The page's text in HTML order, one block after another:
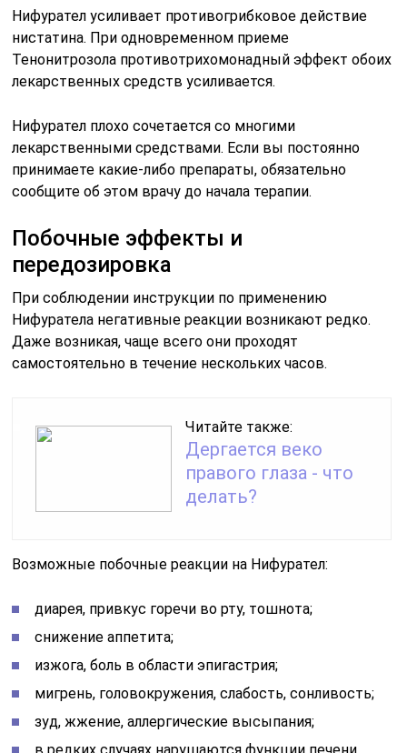
Нифурател усиливает противогрибковое действие
нистатина. При одновременном приеме
Тенонитрозола противотрихомонадный эффект обоих
лекарственных средств усиливается.
Нифурател плохо сочетается со многими
лекарственными средствами. Если вы постоянно
принимаете какие-либо препараты, обязательно
сообщите об этом врачу до начала терапии.
Побочные эффекты и
передозировка
При соблюдении инструкции по применению
Нифуратела негативные реакции возникают редко.
Даже возникая, чаще всего они проходят
самостоятельно в течение нескольких часов.
Читайте также:
Дергается веко
правого глаза - что
делать?
Возможные побочные реакции на Нифурател:
диарея, привкус горечи во рту, тошнота;
снижение аппетита;
изжога, боль в области эпигастрия;
мигрень, головокружения, слабость, сонливость;
зуд, жжение, аллергические высыпания;